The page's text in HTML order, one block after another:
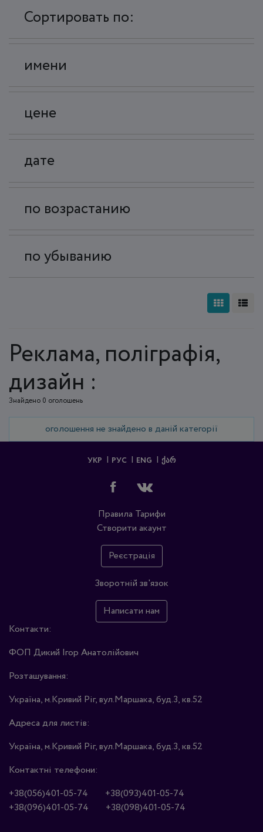
Сортировать по:
имени
цене
дате
по возрастанию
по убыванию
Реклама, поліграфія,
дизайн :
Знайдено 0 оголошень
оголошення не знайдено в даній категорії
УКР РУС ENG ᲥᲐᲠ
Правила Тарифи
Створити акаунт
Реєстрація
Зворотній зв'язок
Написати нам
Контакти:
ФОП Дикий Ігор Анатолійович
Розташування:
Україна, м.Кривий Ріг, вул.Маршака, буд.3, кв.52
Адреса для листів:
Україна, м.Кривий Ріг, вул.Маршака, буд.3, кв.52
Контактні телефони:
+38(056)401-05-74
+38(093)401-05-74
+38(096)401-05-74
+38(098)401-05-74